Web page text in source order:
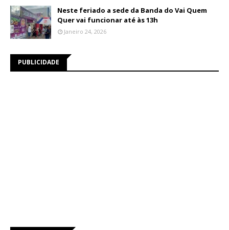
Neste feriado a sede da Banda do Vai Quem
Quer vai funcionar até às 13h
Janeiro 24, 2026
PUBLICIDADE